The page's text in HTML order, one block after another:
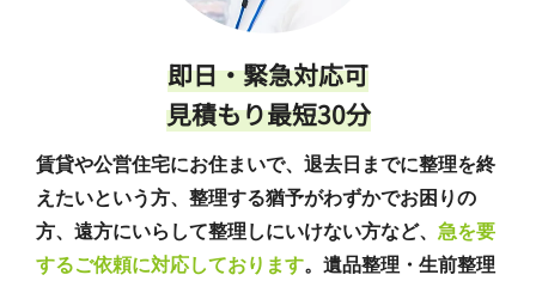
即日・緊急対応可
見積もり最短30分
賃貸や公営住宅にお住まいで、退去日までに整理を終
えたいという方、整理する猶予がわずかでお困りの
方、遠方にいらして整理しにいけない方など、 急を要
するご依頼に対応しております。遺品整理・生前整理